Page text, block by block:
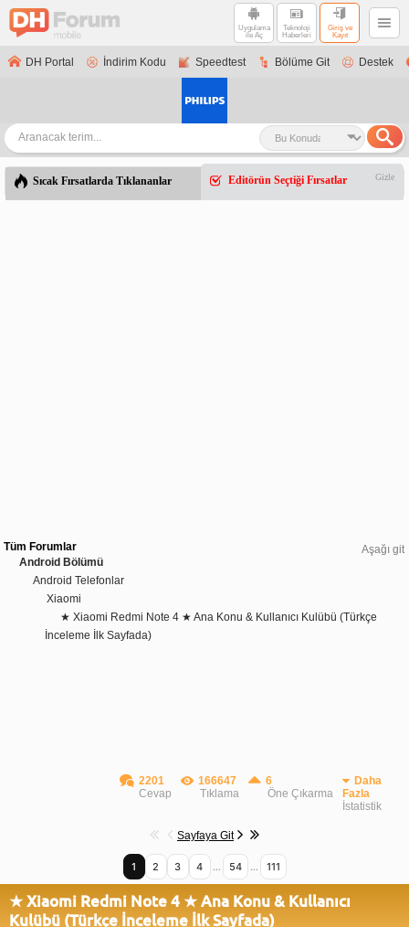
Uygulama
ile Aç
Teknoloji
Haberleri
Giriş ve
Kayıt
DH Portal İndirim Kodu Speedtest Bölüme Git Destek
Sıcak Fırsatlarda Tıklananlar Editörün Seçtiği Fırsatlar Gizle
Aşağı git
Tüm Forumlar
Android Bölümü
Android Telefonlar
Xiaomi
★ Xiaomi Redmi Note 4 ★ Ana Konu & Kullanıcı Kulübü (Türkçe
İnceleme İlk Sayfada)
2201
Cevap
166647
Tıklama
6
Öne Çıkarma
Daha
Fazla
İstatistik
Sayfaya Git
1 2 3 4 … 54 … 111
★ Xiaomi Redmi Note 4 ★ Ana Konu & Kullanıcı
Kulübü (Türkçe İnceleme İlk Sayfada)